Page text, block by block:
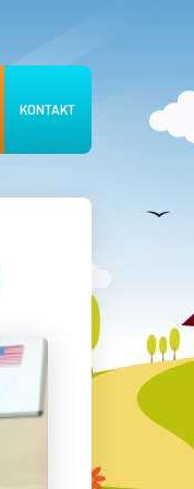
KONTAKT